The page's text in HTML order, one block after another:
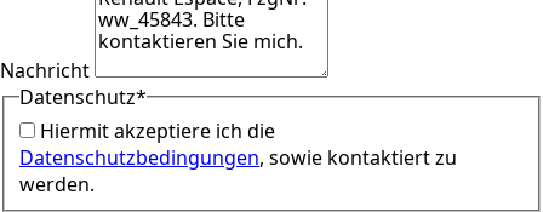
Nachricht
Datenschutz*
Hiermit akzeptiere ich die
Datenschutzbedingungen, sowie kontaktiert zu
werden.